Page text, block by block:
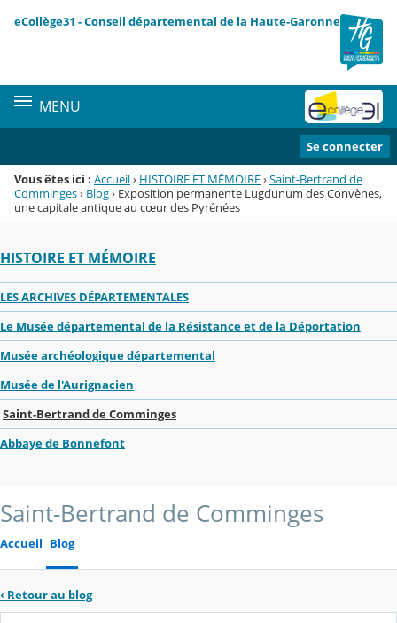
Menu de la rubrique
Contenu
eCollège31 - Conseil départemental de la Haute-Garonne
MENU
Se connecter
Vous êtes ici : Accueil› HISTOIRE ET MÉMOIRE›Saint-Bertrand de
Comminges› Blog› Exposition permanente Lugdunum des Convènes,
une capitale antique au cœur des Pyrénées
HISTOIRE ET MÉMOIRE
LES ARCHIVES DÉPARTEMENTALES
Le Musée départemental de la Résistance et de la Déportation
Musée archéologique départemental
Musée de l'Aurignacien
Saint-Bertrand de Comminges
Abbaye de Bonnefont
Saint-Bertrand de Comminges
Accueil Blog
‹ Retour au blog